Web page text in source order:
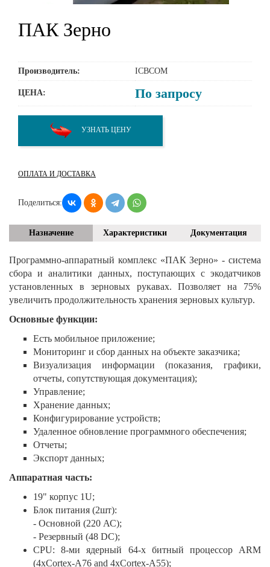
ПАК Зерно
Производитель: ICBCOM
ЦЕНА: По запросу
УЗНАТЬ ЦЕНУ
ОПЛАТА И ДОСТАВКА
Поделиться:
Назначение Характеристики Документация
Программно-аппаратный комплекс «ПАК Зерно» - система
сбора и аналитики данных, поступающих с экодатчиков
установленных в зерновых рукавах. Позволяет на 75%
увеличить продолжительность хранения зерновых культур.
Основные функции:
Есть мобильное приложение;
Мониторинг и сбор данных на объекте заказчика;
Визуализация информации (показания, графики,
отчеты, сопутствующая документация);
Управление;
Хранение данных;
Конфигурирование устройств;
Удаленное обновление программного обеспечения;
Отчеты;
Экспорт данных;
Аппаратная часть:
19" корпус 1U;
Блок питания (2шт):
- Основной (220 АС);
- Резервный (48 DC);
CPU: 8-ми ядерный 64-х битный процессор ARM
(4xCortex-A76 and 4xCortex-A55);